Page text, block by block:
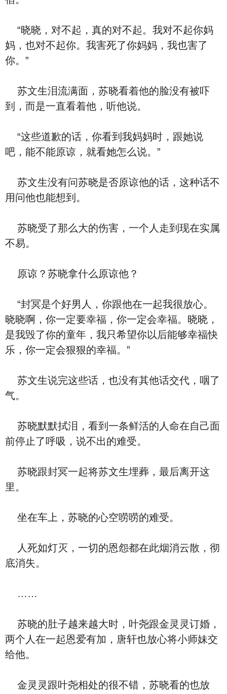
“晓晓，对不起，真的对不起。我对不起你妈
妈，也对不起你。我害死了你妈妈，我也害了
你。”
苏文生泪流满面，苏晓看着他的脸没有被吓
到，而是一直看着他，听他说。
“这些道歉的话，你看到我妈妈时，跟她说
吧，能不能原谅，就看她怎么说。”
苏文生没有问苏晓是否原谅他的话，这种话不
用问他也能想到。
苏晓受了那么大的伤害，一个人走到现在实属
不易。
原谅？苏晓拿什么原谅他？
“封冥是个好男人，你跟他在一起我很放心。
晓晓啊，你一定要幸福，你一定会幸福。晓晓，
是我毁了你的童年，我只希望你以后能够幸福快
乐，你一定会狠狠的幸福。”
苏文生说完这些话，也没有其他话交代，咽了
气。
苏晓默默拭泪，看到一条鲜活的人命在自己面
前停止了呼吸，说不出的难受。
苏晓跟封冥一起将苏文生埋葬，最后离开这
里。
坐在车上，苏晓的心空唠唠的难受。
人死如灯灭，一切的恩怨都在此烟消云散，彻
底消失。
……
苏晓的肚子越来越大时，叶尧跟金灵灵订婚，
两个人在一起恩爱有加，唐轩也放心将小师妹交
给他。
金灵灵跟叶尧相处的很不错，苏晓看的也放